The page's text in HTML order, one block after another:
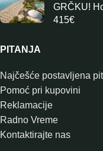
GRČKU!
415€
PITANJA
Najčešće postavljena
Pomoć pri kupovini
Reklamacije
Radno Vreme
Kontaktirajte nas